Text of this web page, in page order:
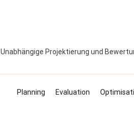
Unabhängige Projektierung und
Planning Evaluation